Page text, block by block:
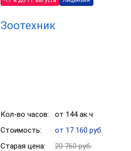
Зоотехник
Кол-во часов:
от 144 ак.ч
Стоимость:
от 17 160 руб.
Старая цена:
20 760 руб.